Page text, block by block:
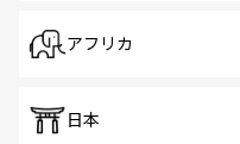
アフリカ
日本